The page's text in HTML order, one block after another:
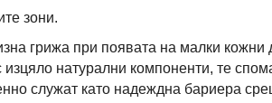
зони.
грижа при появата на малки кожни
натурални компоненти, те
служат като надеждна бариера